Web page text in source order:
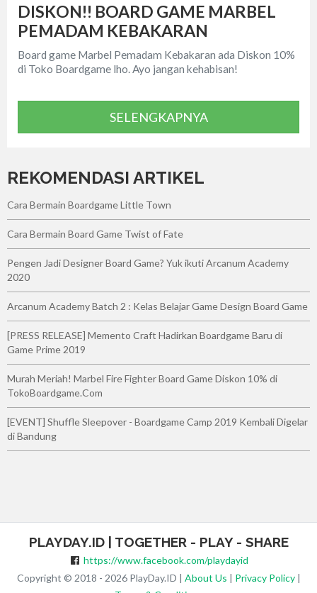
DISKON!! BOARD GAME MARBEL
PEMADAM KEBAKARAN
Board game Marbel Pemadam Kebakaran ada Diskon 10%
di Toko Boardgame lho. Ayo jangan kehabisan!
SELENGKAPNYA
REKOMENDASI ARTIKEL
Cara Bermain Boardgame Little Town
Cara Bermain Board Game Twist of Fate
Pengen Jadi Designer Board Game? Yuk ikuti Arcanum Academy
2020
Arcanum Academy Batch 2 : Kelas Belajar Game Design Board Game
[PRESS RELEASE] Memento Craft Hadirkan Boardgame Baru di
Game Prime 2019
Murah Meriah! Marbel Fire Fighter Board Game Diskon 10% di
TokoBoardgame.Com
[EVENT] Shuffle Sleepover - Boardgame Camp 2019 Kembali Digelar
di Bandung
PLAYDAY.ID | TOGETHER - PLAY - SHARE
https://www.facebook.com/playdayid
Copyright © 2018 - 2026 PlayDay.ID | About Us | Privacy Policy|